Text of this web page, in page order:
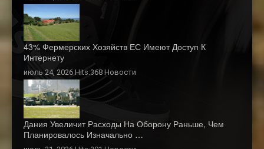
43% Фермерских Хозяйств ЕС Имеют Доступ К
Интернету
июль 24, 2026 Hits:368 Новости
Дания Увеличит Расходы На Оборону Раньше, Чем
Планировалось Изначально …